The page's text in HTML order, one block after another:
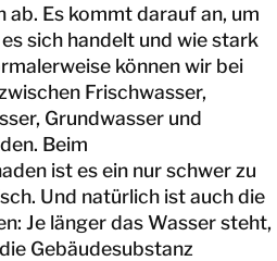
ab. Es kommt darauf an, um
sich handelt und wie stark
können wir bei
Frischwasser,
Grundwasser und
Beim
ist es ein nur schwer zu
Und natürlich ist auch die
Je länger das Wasser steht,
Gebäudesubstanz